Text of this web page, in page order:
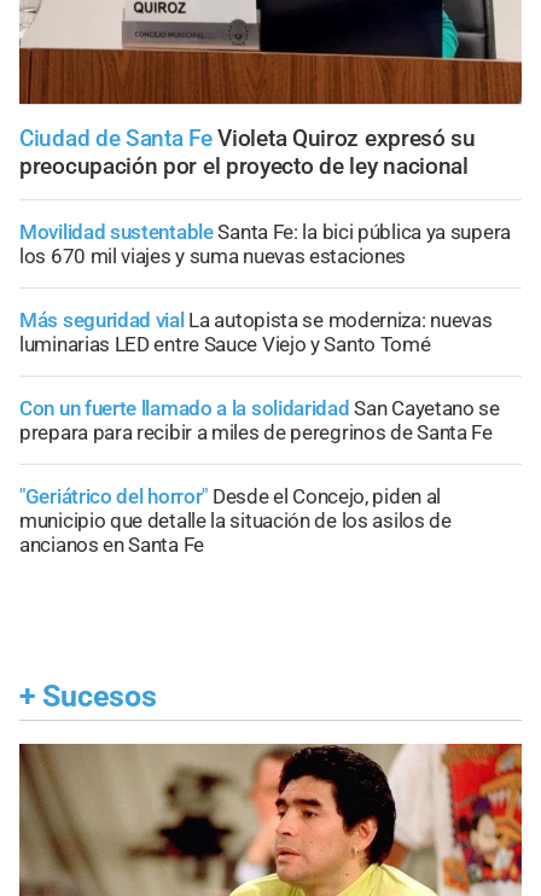
Ciudad de Santa Fe Violeta Quiroz expresó su
preocupación por el proyecto de ley nacional
Movilidad sustentableSanta Fe: la bici pública ya supera
los 670 mil viajes y suma nuevas estaciones
Más seguridad vial La autopista se moderniza: nuevas
luminarias LED entre Sauce Viejo y Santo Tomé
Con un fuerte llamado a la solidaridad San Cayetano se
prepara para recibir a miles de peregrinos de Santa Fe
"Geriátrico del horror" Desde el Concejo, piden al
municipio que detalle la situación de los asilos de
ancianos en Santa Fe
+ Sucesos